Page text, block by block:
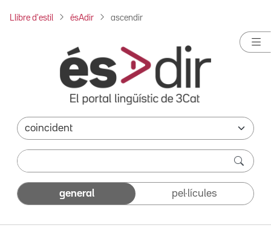
Llibre d'estil ésAdir ascendir
general pel·lícules